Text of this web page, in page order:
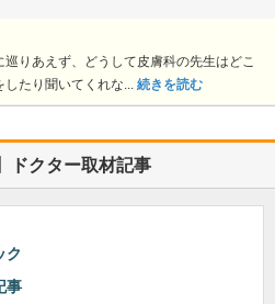
りあえず、どうして皮膚科の先生はどこ
したり聞いてくれな... 続きを読む
ドクター取材記事
ク
事